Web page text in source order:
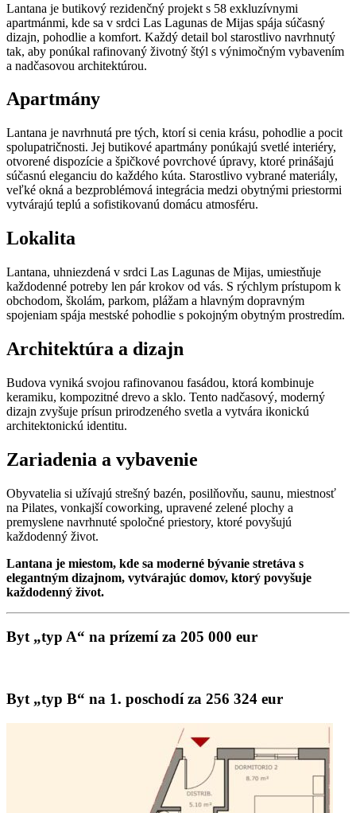
Lantana je butikový rezidenčný projekt s 58 exkluzívnymi
apartmánmi, kde sa v srdci Las Lagunas de Mijas spája súčasný
dizajn, pohodlie a komfort. Každý detail bol starostlivo navrhnutý
tak, aby ponúkal rafinovaný životný štýl s výnimočným vybavením
a nadčasovou architektúrou.
Apartmány
Lantana je navrhnutá pre tých, ktorí si cenia krásu, pohodlie a pocit
spolupatričnosti. Jej butikové apartmány ponúkajú svetlé interiéry,
otvorené dispozície a špičkové povrchové úpravy, ktoré prinášajú
súčasnú eleganciu do každého kúta. Starostlivo vybrané materiály,
veľké okná a bezproblémová integrácia medzi obytnými priestormi
vytvárajú teplú a sofistikovanú domácu atmosféru.
Lokalita
Lantana, uhniezdená v srdci Las Lagunas de Mijas, umiestňuje
každodenné potreby len pár krokov od vás. S rýchlym prístupom k
obchodom, školám, parkom, plážam a hlavným dopravným
spojeniam spája mestské pohodlie s pokojným obytným prostredím.
Architektúra a dizajn
Budova vyniká svojou rafinovanou fasádou, ktorá kombinuje
keramiku, kompozitné drevo a sklo. Tento nadčasový, moderný
dizajn zvyšuje prísun prirodzeného svetla a vytvára ikonickú
architektonickú identitu.
Zariadenia a vybavenie
Obyvatelia si užívajú strešný bazén, posilňovňu, saunu, miestnosť
na Pilates, vonkajší coworking, upravené zelené plochy a
premyslene navrhnuté spoločné priestory, ktoré povyšujú
každodenný život.
Lantana je miestom, kde sa moderné bývanie stretáva s
elegantným dizajnom, vytvárajúc domov, ktorý povyšuje
každodenný život.
Byt „typ A“ na prízemí za 205 000 eur
Byt „typ B“ na 1. poschodí za 256 324 eur